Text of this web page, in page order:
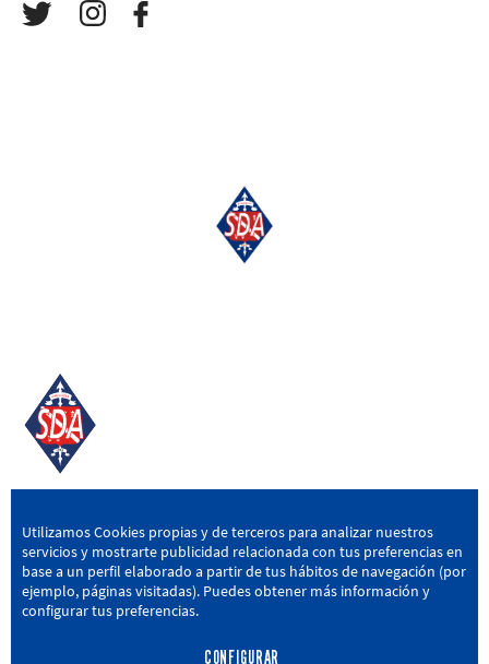
SD AMOREBIETA
San Miguel Kalea, 16, 48340 Amorebieta, Bizkaia
946 604 751 | sda@sdamorebieta.eus
Utilizamos Cookies propias y de terceros para analizar nuestros
servicios y mostrarte publicidad relacionada con tus preferencias en
base a un perfil elaborado a partir de tus hábitos de navegación (por
ejemplo, páginas visitadas). Puedes obtener más información y
configurar tus preferencias.
CONFIGURAR